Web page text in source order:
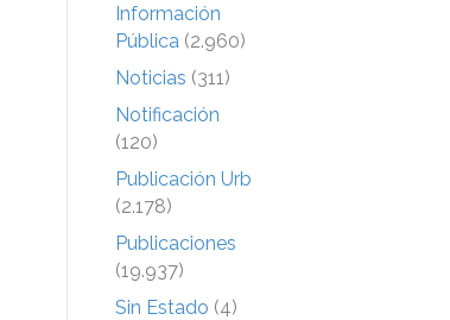
Información
Pública (2.960)
Noticias (311)
Notificación
(120)
Publicación Urb
(2.178)
Publicaciones
(19.937)
Sin Estado (4)